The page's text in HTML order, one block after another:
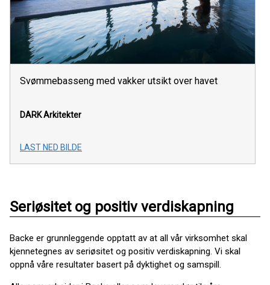
Svømmebasseng med vakker utsikt over havet
DARK Arkitekter
LAST NED BILDE
Seriøsitet og positiv verdiskapning
Backe er grunnleggende opptatt av at all vår virksomhet skal
kjennetegnes av seriøsitet og positiv verdiskapning. Vi skal
oppnå våre resultater basert på dyktighet og samspill.